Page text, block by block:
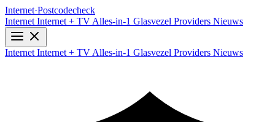
Internet·Postcodecheck
Internet Internet + TV Alles-in-1 Glasvezel Providers Nieuws
Internet Internet + TV Alles-in-1 Glasvezel Providers Nieuws